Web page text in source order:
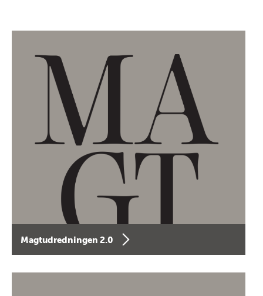
Magtudredningen 2.0